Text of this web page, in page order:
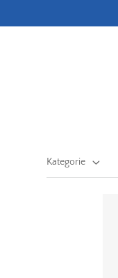
Kategorie